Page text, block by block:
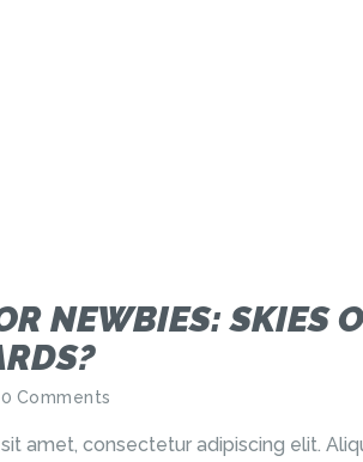
NEWBIES: SKIES
0 Comments
amet, consectetur adipiscing elit.